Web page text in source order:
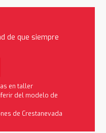
de que siempre
en taller
del modelo de
de Crestanevada